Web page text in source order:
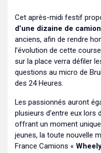
Cet après-midi festif
d’une dizaine de
anciens, afin de rendre
l’évolution de cette
sur la place verra défiler
questions au micro de
des 24 Heures.
Les passionnés auront
plusieurs d'entre eux lors
offrant un moment
jeunes, la toute nouvelle
France Camions «